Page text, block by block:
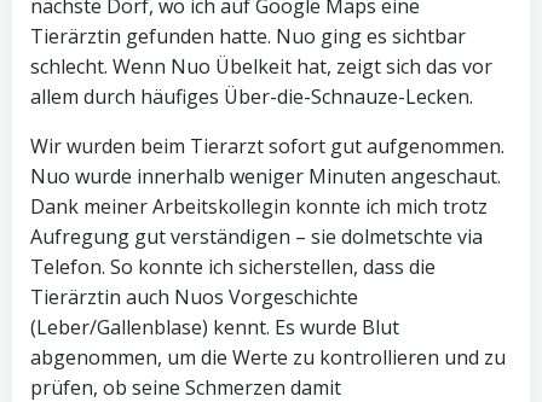
nächste Dorf, wo ich auf Google Maps eine
Tierärztin gefunden hatte. Nuo ging es sichtbar
schlecht. Wenn Nuo Übelkeit hat, zeigt sich das vor
allem durch häufiges Über-die-Schnauze-Lecken.
Wir wurden beim Tierarzt sofort gut aufgenommen.
Nuo wurde innerhalb weniger Minuten angeschaut.
Dank meiner Arbeitskollegin konnte ich mich trotz
Aufregung gut verständigen – sie dolmetschte via
Telefon. So konnte ich sicherstellen, dass die
Tierärztin auch Nuos Vorgeschichte
(Leber/Gallenblase) kennt. Es wurde Blut
abgenommen, um die Werte zu kontrollieren und zu
prüfen, ob seine Schmerzen damit